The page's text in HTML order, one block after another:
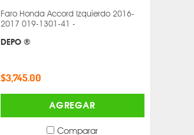
Faro Honda Accord Izquierdo 2016-
2017 019-1301-41 -
DEPO ®
$3,745.00
AGREGAR
Comparar